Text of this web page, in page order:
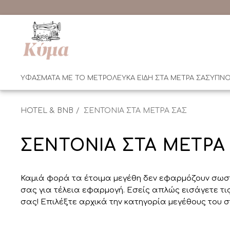
ΥΦΑΣΜΑΤΑ ΜΕ ΤΟ ΜΕΤΡΟΛΕΥΚΑ ΕΙΔΗ ΣΤΑ ΜΕΤΡΑ ΣΑΣ
HOTEL & BNB ΣΕΝΤΟΝΙΑ ΣΤΑ ΜΕΤΡΑ ΣΑΣ
ΣΕΝΤΟΝΙΑ ΣΤΑ ΜΕΤΡΑ
Καμιά φορά τα έτοιμα μεγέθη δεν εφαρμόζουν
σας για τέλεια εφαρμογή. Εσείς απλώς εισάγετε
σας! Επιλέξτε αρχικά την κατηγορία μεγέθους του